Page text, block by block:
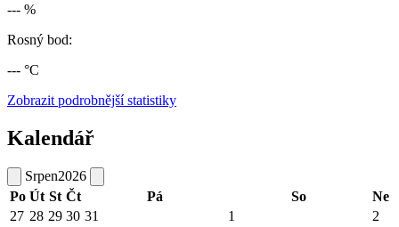
--- %
Rosný bod:
--- °C
Zobrazit podrobnější statistiky
Kalendář
Srpen2026
Po Út St Čt Pá So
Ne
27 28 29 30 31 1
2